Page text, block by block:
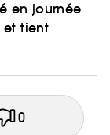
en journée
et tient
0